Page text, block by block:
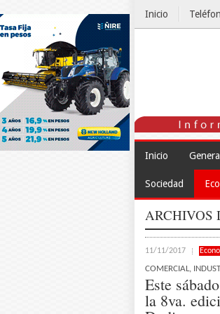
Inicio
Inicio
Sociedad
ARCHIVOS
11/11/2017
COMERCIAL,
Este
la 8va.